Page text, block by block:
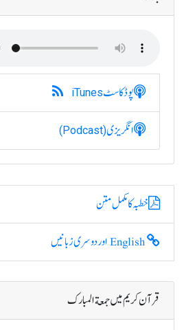
پوڈکاسٹiTunes
انگریزی(Podcast)
خطبہ کا مکمل متن
قرآن کریم میں جمعة المبارک